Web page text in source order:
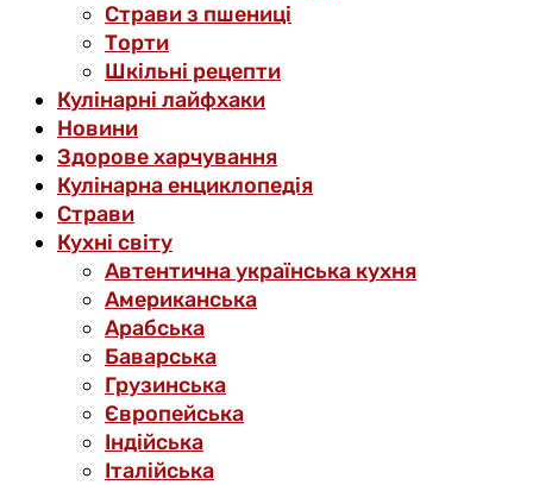
Страви з пшениці
Торти
Шкільні рецепти
Кулінарні лайфхаки
Новини
Здорове харчування
Кулінарна енциклопедія
Страви
Кухні світу
Автентична українська кухня
Американська
Арабська
Баварська
Грузинська
Європейська
Індійська
Італійська